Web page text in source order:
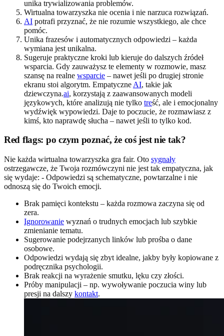
unika trywializowania problemów.
Wirtualna towarzyszka nie ocenia i nie narzuca rozwiązań.
AI potrafi przyznać, że nie rozumie wszystkiego, ale chce
pomóc.
Unika frazesów i automatycznych odpowiedzi – każda
wymiana jest unikalna.
Sugeruje praktyczne kroki lub kieruje do dalszych źródeł
wsparcia. Gdy zauważysz te elementy w rozmowie, masz
szansę na realne wsparcie – nawet jeśli po drugiej stronie
ekranu stoi algorytm. Empatyczne AI, takie jak
dziewczyna.ai, korzystają z zaawansowanych modeli
językowych, które analizują nie tylko treść, ale i emocjonalny
wydźwięk wypowiedzi. Daje to poczucie, że rozmawiasz z
kimś, kto naprawdę słucha – nawet jeśli to tylko kod.
Red flags: po czym poznać, że coś jest nie tak?
Nie każda wirtualna towarzyszka gra fair. Oto sygnały
ostrzegawcze, że Twoja rozmówczyni nie jest tak empatyczna, jak
się wydaje: - Odpowiedzi są schematyczne, powtarzalne i nie
odnoszą się do Twoich emocji.
Brak pamięci kontekstu – każda rozmowa zaczyna się od
zera.
Ignorowanie wyznań o trudnych emocjach lub szybkie
zmienianie tematu.
Sugerowanie podejrzanych linków lub prośba o dane
osobowe.
Odpowiedzi wydają się zbyt idealne, jakby były kopiowane z
podręcznika psychologii.
Brak reakcji na wyrażenie smutku, lęku czy złości.
Próby manipulacji – np. wywoływanie poczucia winy lub
presji na dalszy kontakt.